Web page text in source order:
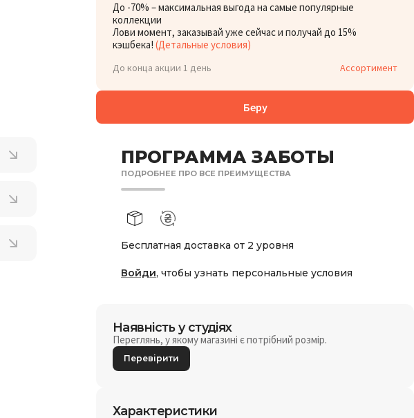
До -70% – максимальная выгода на самые популярные
коллекции
Лови момент, заказывай уже сейчас и получай до 15%
кэшбека! (Детальные условия)
До конца акции 1 день Ассортимент
Беру
ПРОГРАММА ЗАБОТЫ
ПОДРОБНЕЕ ПРО ВСЕ ПРЕИМУЩЕСТВА
Бесплатная доставка от 2 уровня
Войди, чтобы узнать персональные условия
Наявність у студіях
Переглянь, у якому магазині є потрібний розмір.
Перевірити
Характеристики